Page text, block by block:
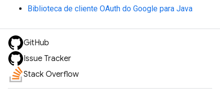
Biblioteca de cliente OAuth do Google para Java
GitHub
Issue Tracker
Stack Overflow